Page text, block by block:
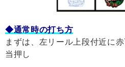
◆通常時の打ち方
まずは、左リール上段付近に
当押し